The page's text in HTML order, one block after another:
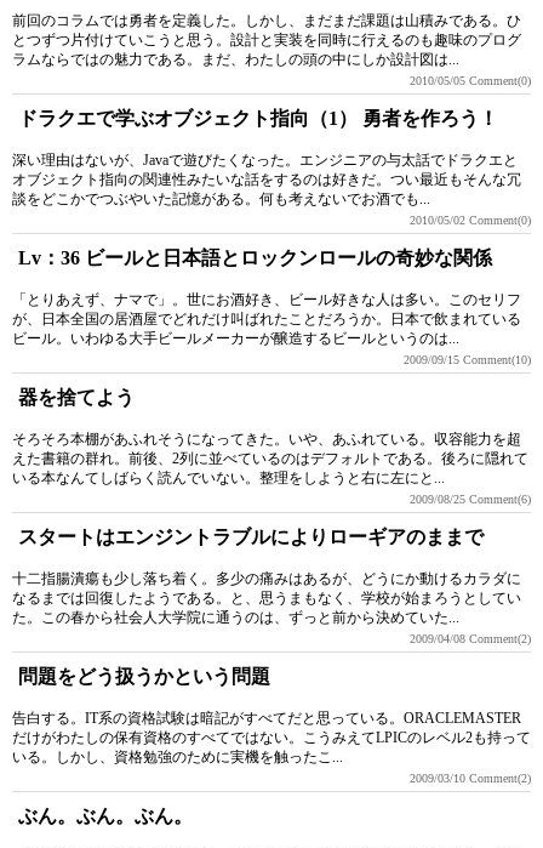
前回のコラムでは勇者を定義した。しかし、まだまだ課題は山積みである。ひ
とつずつ片付けていこうと思う。設計と実装を同時に行えるのも趣味のプログ
ラムならではの魅力である。まだ、わたしの頭の中にしか設計図は...
2010/05/05 Comment(0)
ドラクエで学ぶオブジェクト指向（1） 勇者を作ろう！
深い理由はないが、Javaで遊びたくなった。エンジニアの与太話でドラクエと
オブジェクト指向の関連性みたいな話をするのは好きだ。つい最近もそんな冗
談をどこかでつぶやいた記憶がある。何も考えないでお酒でも...
2010/05/02 Comment(0)
Lv：36 ビールと日本語とロックンロールの奇妙な関係
「とりあえず、ナマで」。世にお酒好き、ビール好きな人は多い。このセリフ
が、日本全国の居酒屋でどれだけ叫ばれたことだろうか。日本で飲まれている
ビール。いわゆる大手ビールメーカーが醸造するビールというのは...
2009/09/15 Comment(10)
器を捨てよう
そろそろ本棚があふれそうになってきた。いや、あふれている。収容能力を超
えた書籍の群れ。前後、2列に並べているのはデフォルトである。後ろに隠れて
いる本なんてしばらく読んでいない。整理をしようと右に左にと...
2009/08/25 Comment(6)
スタートはエンジントラブルによりローギアのままで
十二指腸潰瘍も少し落ち着く。多少の痛みはあるが、どうにか動けるカラダに
なるまでは回復したようである。と、思うまもなく、学校が始まろうとしてい
た。この春から社会人大学院に通うのは、ずっと前から決めていた...
2009/04/08 Comment(2)
問題をどう扱うかという問題
告白する。IT系の資格試験は暗記がすべてだと思っている。ORACLEMASTER
だけがわたしの保有資格のすべてではない。こうみえてLPICのレベル2も持って
いる。しかし、資格勉強のために実機を触ったこ...
2009/03/10 Comment(2)
ぶん。ぶん。ぶん。